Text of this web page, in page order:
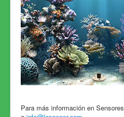
Para más información en